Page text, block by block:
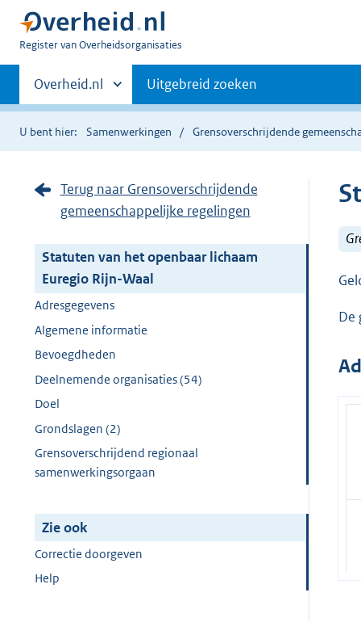
U
Register van Overheidsorganisaties
Primaire
navigatie
Andere
sites
binnen
Overheid.nl Uitgebreid zoeken
U bent hier: Samenwerkingen Grensoverschrijdende
Terug naar Grensoverschrijdende
gemeenschappelijke regelingen
Statuten van het openbaar lichaam
Euregio Rijn-Waal
Adresgegevens
Algemene informatie
Bevoegdheden
Deelnemende organisaties (54)
Doel
Grondslagen (2)
Grensoverschrijdend regionaal
samenwerkingsorgaan
Zie ook
Correctie doorgeven
Help
De